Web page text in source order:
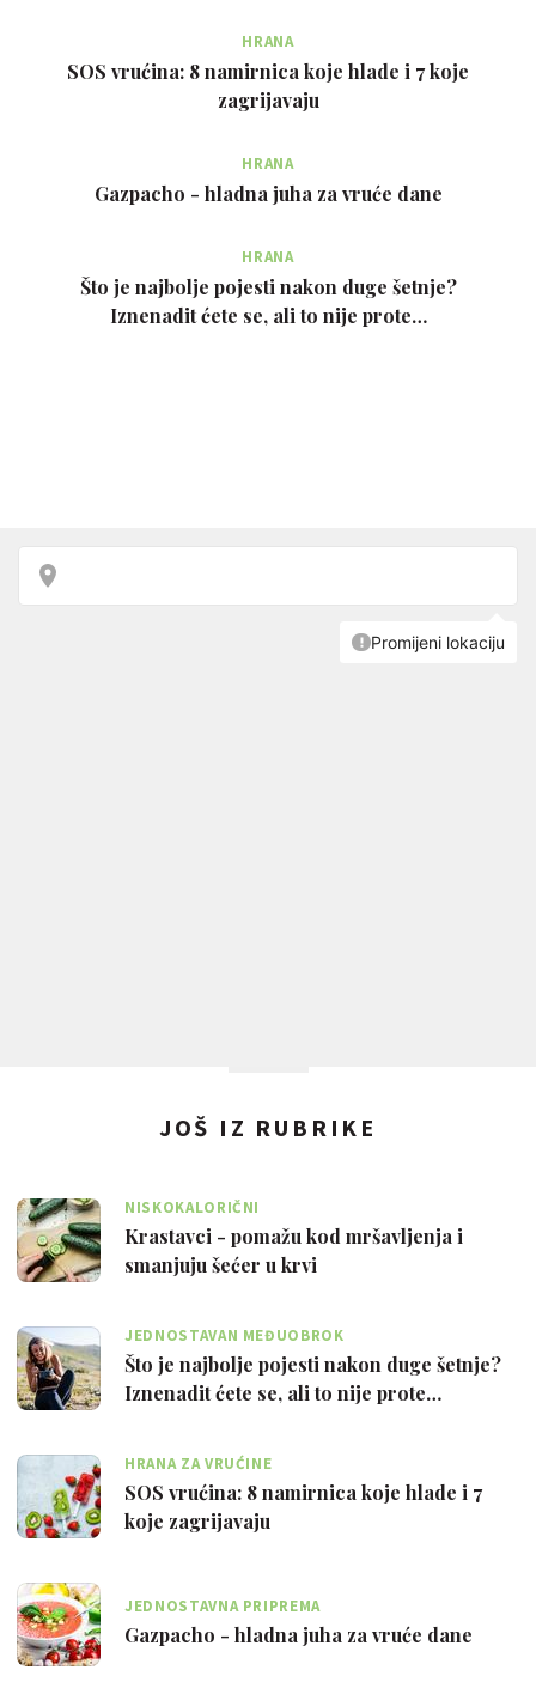
HRANA
SOS vrućina: 8 namirnica koje hlade i 7 koje
zagrijavaju
HRANA
Gazpacho - hladna juha za vruće dane
HRANA
Što je najbolje pojesti nakon duge šetnje?
Iznenadit ćete se, ali to nije prote…
JOŠ IZ RUBRIKE
NISKOKALORIČNI
Krastavci - pomažu kod mršavljenja i
smanjuju šećer u krvi
JEDNOSTAVAN MEĐUOBROK
Što je najbolje pojesti nakon duge šetnje?
Iznenadit ćete se, ali to nije prote…
HRANA ZA VRUĆINE
SOS vrućina: 8 namirnica koje hlade i 7
koje zagrijavaju
JEDNOSTAVNA PRIPREMA
Gazpacho - hladna juha za vruće dane